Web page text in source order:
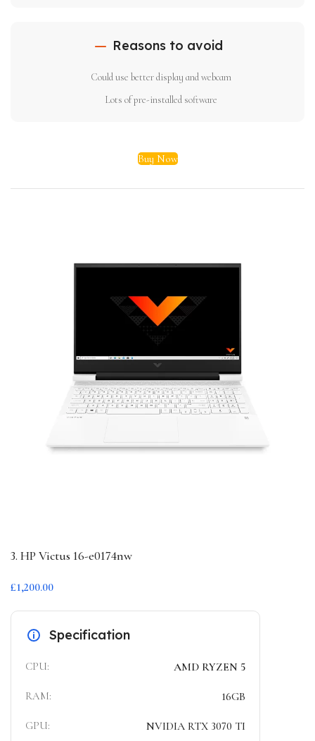
Reasons to avoid
Could use better display and webcam
Lots of pre-installed software
Buy Now
3. HP Victus 16-e0174nw
£1,200.00
Specification
CPU: AMD RYZEN 5
RAM: 16GB
GPU: NVIDIA RTX 3070 TI